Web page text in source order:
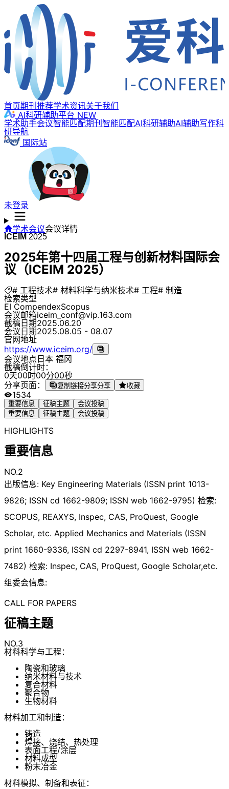
首页期刊推荐学术资讯关于我们
AI科研辅助平台 NEW
学术助手会议智能匹配期刊智能匹配AI科研辅助AI辅助写作科
研导航
国际站
未登录
学术会议会议详情
ICEIM 2025
2025年第十四届工程与创新材料国际会
议（ICEIM 2025）
# 工程技术# 材料科学与纳米技术# 工程# 制造
检索类型
EI CompendexScopus
会议邮箱iceim_conf@vip.163.com
截稿日期2025.06.20
会议日期2025.08.05 - 08.07
官网地址
https://www.iceim.org/
会议地点日本 福冈
截稿倒计时：
0天00时00分00秒
分享页面：
复制链接分享分享 收藏
1534
重要信息 征稿主题
会议投稿
重要信息
征稿主题 会议投稿
HIGHLIGHTS
重要信息
NO.2
出版信息: Key Engineering Materials (ISSN print 1013-
9826; ISSN cd 1662-9809; ISSN web 1662-9795) 检索:
SCOPUS, REAXYS, Inspec, CAS, ProQuest, Google
Scholar, etc. Applied Mechanics and Materials (ISSN
print 1660-9336, ISSN cd 2297-8941, ISSN web 1662-
7482) 检索: Inspec, CAS, ProQuest, Google Scholar,etc.
组委会信息:
CALL FOR PAPERS
征稿主题
NO.3
材料科学与工程：
陶瓷和玻璃
纳米材料与技术
复合材料
聚合物
生物材料
材料加工和制造：
铸造
焊接、烧结、热处理
表面工程/涂层
材料成型
粉末冶金
材料模拟、制备和表征：